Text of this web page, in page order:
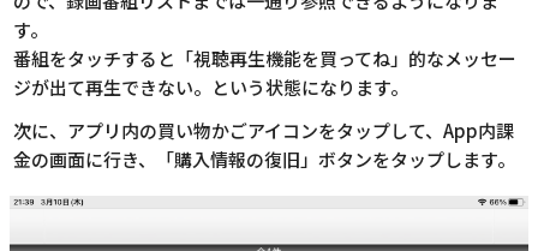
す。
番組をタッチすると「視聴再生機能を買ってね」的なメッセー
ジが出て再生できない。という状態になります。
次に、アプリ内の買い物かごアイコンをタップして、App内課
金の画面に行き、「購入情報の復旧」ボタンをタップします。